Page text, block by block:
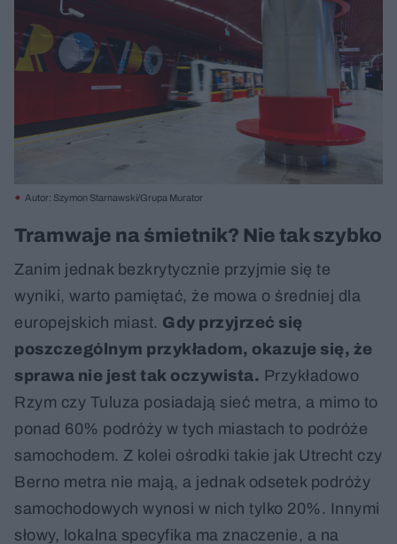
Autor: Szymon Starnawski/Grupa Murator
Tramwaje na śmietnik? Nie tak szybko
Zanim jednak bezkrytycznie przyjmie się te
wyniki, warto pamiętać, że mowa o średniej dla
europejskich miast. Gdy przyjrzeć się
poszczególnym przykładom, okazuje się, że
sprawa nie jest tak oczywista. Przykładowo
Rzym czy Tuluza posiadają sieć metra, a mimo to
ponad 60% podróży w tych miastach to podróże
samochodem. Z kolei ośrodki takie jak Utrecht czy
Berno metra nie mają, a jednak odsetek podróży
samochodowych wynosi w nich tylko 20%. Innymi
słowy, lokalna specyfika ma znaczenie, a na